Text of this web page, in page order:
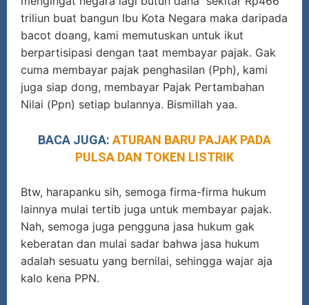
triliun buat bangun Ibu Kota Negara maka daripada
bacot doang, kami memutuskan untuk ikut
berpartisipasi dengan taat membayar pajak. Gak
cuma membayar pajak penghasilan (Pph), kami
juga siap dong, membayar Pajak Pertambahan
Nilai (Ppn) setiap bulannya. Bismillah yaa.
BACA JUGA: ATURAN BARU PAJAK PADA
PULSA DAN TOKEN LISTRIK
Btw, harapanku sih, semoga firma-firma hukum
lainnya mulai tertib juga untuk membayar pajak.
Nah, semoga juga pengguna jasa hukum gak
keberatan dan mulai sadar bahwa jasa hukum
adalah sesuatu yang bernilai, sehingga wajar aja
kalo kena PPN.